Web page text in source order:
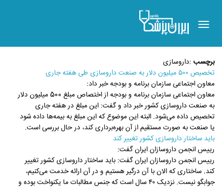
Toggle
navigation
برچسب :داروسازی
تخصیص ۵۰۰ میلیون دلار به صنعت داروسازی طی هفته جاری
معاون اجتماعی سازمان برنامه و بودجه خبر داد:
معاون اجتماعی سازمان برنامه و بودجه از اختصاص مبلغ 500 میلیون دلار
به صنعت داروسازی کشور خبر داد و گفت: این مبلغ در هفته جاری
تخصیص داده می‌شود. البته این موضوع که این مبلغ به بیمه‌ها داده شود
یا صنعت به صورت مستقیم از آن بهره‌برداری کند، در حال بررسی است.
باید ساختار داروسازی کشور تغییر کند
رییس انجمن داروسازان ایران گفت:
رییس انجمن داروسازان ایران گفت: باید ساختار داروسازی کشور تغییر
کند. ساختاری که الان با آن درگیر هستیم و در آن ارائه خدمت می‌کنیم،
جوابگو نیست. نزدیک ۴۰ سال است که جنس مطالبات ما یکنواخت بوده و